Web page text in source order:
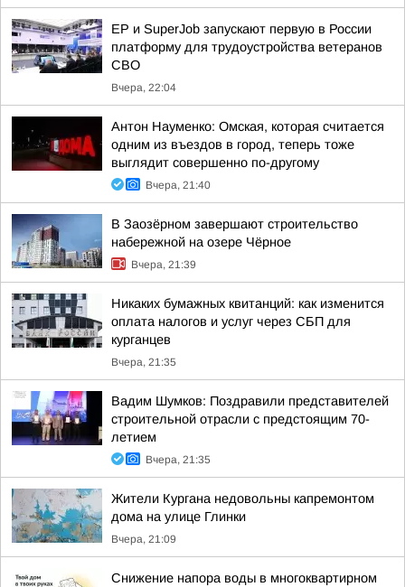
ЕР и SuperJob запускают первую в России
платформу для трудоустройства ветеранов
СВО
Вчера, 22:04
Антон Науменко: Омская, которая считается
одним из въездов в город, теперь тоже
выглядит совершенно по-другому
Вчера, 21:40
В Заозёрном завершают строительство
набережной на озере Чёрное
Вчера, 21:39
Никаких бумажных квитанций: как изменится
оплата налогов и услуг через СБП для
курганцев
Вчера, 21:35
Вадим Шумков: Поздравили представителей
строительной отрасли с предстоящим 70-
летием
Вчера, 21:35
Жители Кургана недовольны капремонтом
дома на улице Глинки
Вчера, 21:09
Снижение напора воды в многоквартирном